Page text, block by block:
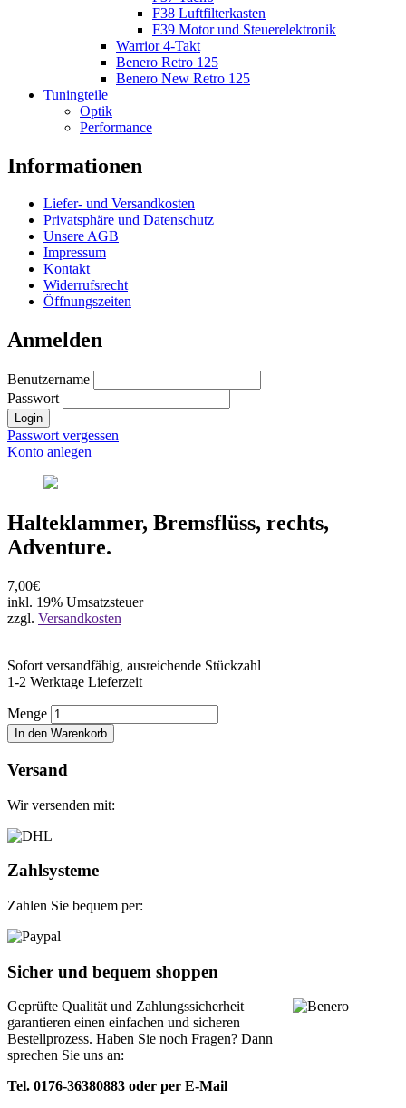
F38 Luftfilterkasten
F39 Motor und Steuerelektronik
Warrior 4-Takt
Benero Retro 125
Benero New Retro 125
Tuningteile
Optik
Performance
Informationen
Liefer- und Versandkosten
Privatsphäre und Datenschutz
Unsere AGB
Impressum
Kontakt
Widerrufsrecht
Öffnungszeiten
Anmelden
Benutzername
Passwort
Login
Passwort vergessen
Konto anlegen
Halteklammer, Bremsflüss, rechts,
Adventure.
7,00€
inkl. 19% Umsatzsteuer
zzgl. Versandkosten
Sofort versandfähig, ausreichende Stückzahl
1-2 Werktage Lieferzeit
Menge
In den Warenkorb
Versand
Wir versenden mit:
Zahlsysteme
Zahlen Sie bequem per:
Sicher und bequem shoppen
Geprüfte Qualität und Zahlungssicherheit
garantieren einen einfachen und sicheren
Bestellprozess. Haben Sie noch Fragen? Dann
sprechen Sie uns an:
Tel. 0176-36380883 oder per E-Mail